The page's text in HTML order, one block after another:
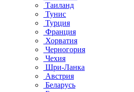
Таиланд
Тунис
Турция
Франция
Хорватия
Черногория
Чехия
Шри-Ланка
Австрия
Беларусь